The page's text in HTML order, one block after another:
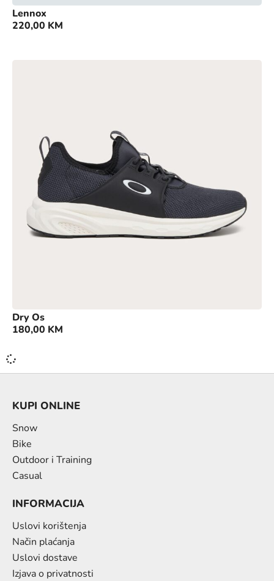
Lennox
220,00 KM
Dry Os
180,00 KM
KUPI ONLINE
Snow
Bike
Outdoor i Training
Casual
INFORMACIJA
Uslovi korištenja
Način plaćanja
Uslovi dostave
Izjava o privatnosti